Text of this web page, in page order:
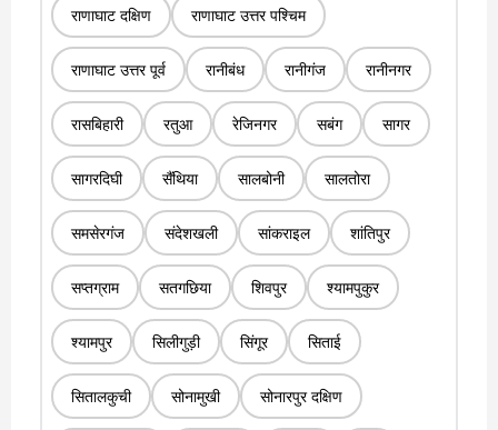
राणाघाट दक्षिण राणाघाट उत्तर पश्चिम
राणाघाट उत्तर पूर्व रानीबंध रानीगंज रानीनगर
रासबिहारी रतुआ रेजिनगर सबंग सागर
सागरदिघी सैंथिया सालबोनी सालतोरा
समसेरगंज संदेशखली सांकराइल शांतिपुर
सप्तग्राम सतगछिया शिवपुर श्यामपुकुर
श्यामपुर सिलीगुड़ी सिंगूर सिताई
सितालकुची सोनामुखी सोनारपुर दक्षिण